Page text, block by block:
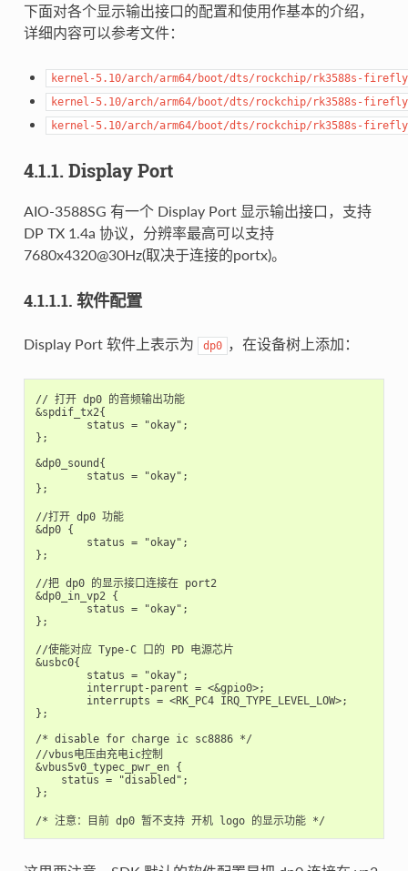
下面对各个显示输出接口的配置和使用作基本的介绍，
详细内容可以参考文件：
kernel-5.10/arch/arm64/boot/dts/rockchip/rk3588s-
kernel-5.10/arch/arm64/boot/dts/rockchip/rk3588s-firefly-
kernel-5.10/arch/arm64/boot/dts/rockchip/rk3588s-firefly-
4.1.1. Display Port
AIO-3588SG 有一个 Display Port 显示输出接口，支持
DP TX 1.4a 协议，分辨率最高可以支持
7680x4320@30Hz(取决于连接的portx)。
4.1.1.1. 软件配置
Display Port 软件上表示为 dp0 ，在设备树上添加：
// 打开 dp0 的音频输出功能
&spdif_tx2{
        status = "okay";
};
&dp0_sound{
        status = "okay";
};
//打开 dp0 功能
&dp0 {
        status = "okay";
};
//把 dp0 的显示接口连接在 port2
&dp0_in_vp2 {
        status = "okay";
};
//使能对应 Type-C 口的 PD 电源芯片
&usbc0{
        status = "okay";
        interrupt-parent = <&gpio0>;
        interrupts = <RK_PC4 IRQ_TYPE_LEVEL_LOW>;
};
/* disable for charge ic sc8886 */
//vbus电压由充电ic控制
&vbus5v0_typec_pwr_en {
    status = "disabled";
};